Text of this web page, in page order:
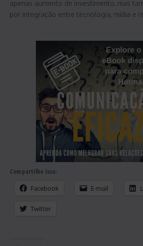
apenas aumento de investimento, mas
por integração entre tecnologia, mídia e
Compartilhe isso:
Facebook E-mail
Twitter